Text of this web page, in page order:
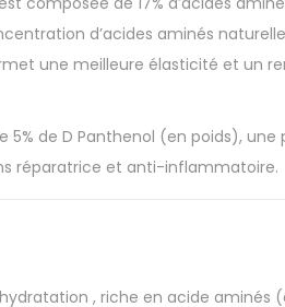
d’acides aminés
une meilleure élasticité et un
de D Panthenol (en poids),
réparatrice et anti-inflammatoire.
, riche en acide aminés